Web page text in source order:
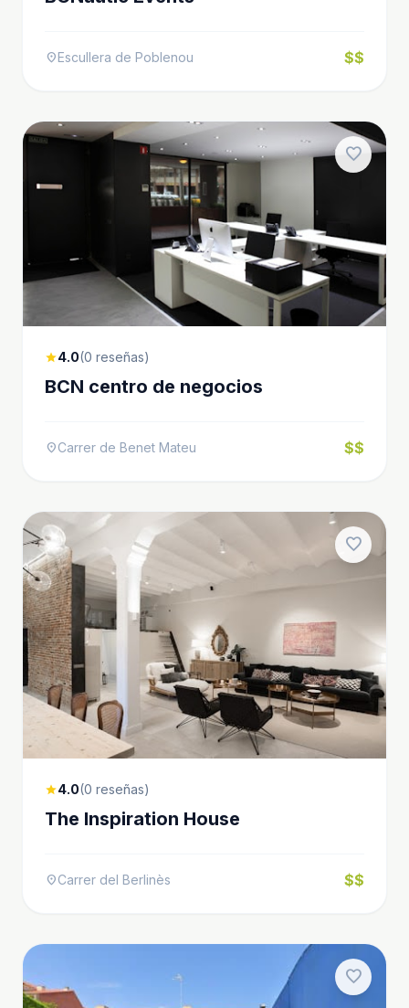
location_onEscullera de Poblenou $$
favorite
star4.0(0 reseñas)
BCN centro de negocios
location_onCarrer de Benet Mateu $$
favorite
star4.0(0 reseñas)
The Inspiration House
location_onCarrer del Berlinès $$
favorite